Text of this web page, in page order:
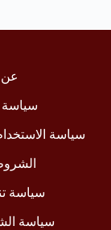
عن
سياسة
سياسة
سياسة